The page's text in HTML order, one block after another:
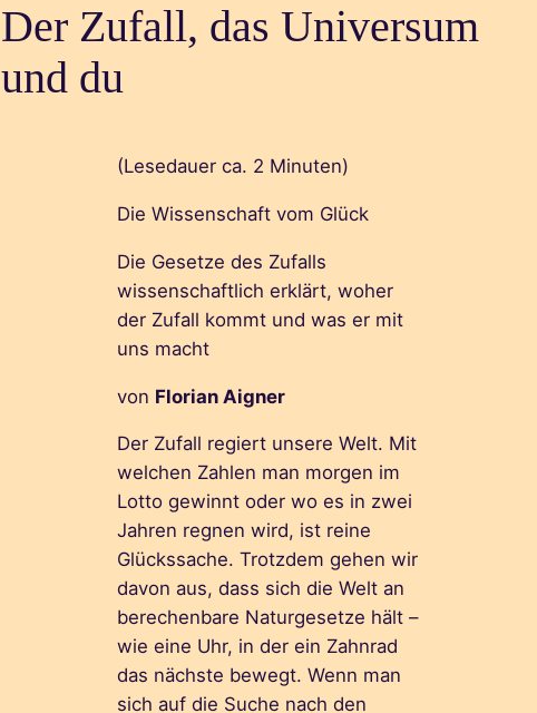
Der Zufall, das Universum
und du
(Lesedauer ca. 2 Minuten)
Die Wissenschaft vom Glück
Die Gesetze des Zufalls
wissenschaftlich erklärt, woher
der Zufall kommt und was er mit
uns macht
von Florian Aigner
Der Zufall regiert unsere Welt. Mit
welchen Zahlen man morgen im
Lotto gewinnt oder wo es in zwei
Jahren regnen wird, ist reine
Glückssache. Trotzdem gehen wir
davon aus, dass sich die Welt an
berechenbare Naturgesetze hält –
wie eine Uhr, in der ein Zahnrad
das nächste bewegt. Wenn man
sich auf die Suche nach den